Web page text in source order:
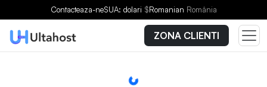
Contacteaza-neSUA: dolari $Romanian România
ZONA CLIENTI